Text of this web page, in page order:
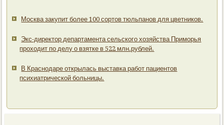
Москва закупит более 100 сортов тюльпанов для цветников.
Экс-директор департамента сельского хозяйства Приморья
проходит по делу о взятке в 522 млн.рублей.
В Краснодаре открылась выставка работ пациентов
психиатрической больницы.